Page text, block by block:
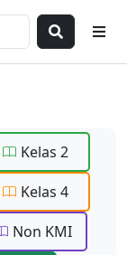
Kelas 2
Kelas 4
Non KMI